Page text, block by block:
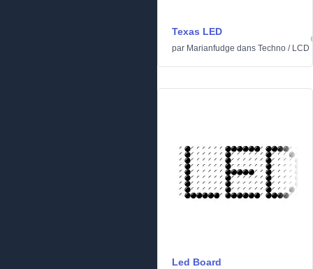
Texas LED
par Marianfudge dans Techno / LCD
Led Board